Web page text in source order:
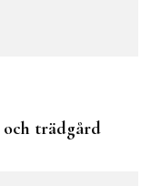
trädgård